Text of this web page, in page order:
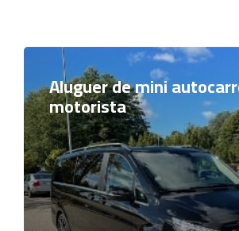
Aluguer de mini
motorista